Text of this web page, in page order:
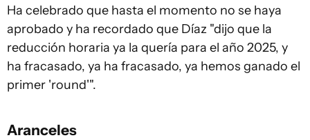
Ha celebrado que hasta el momento no se haya
aprobado y ha recordado que Díaz "dijo que la
reducción horaria ya la quería para el año 2025, y
ha fracasado, ya ha fracasado, ya hemos ganado el
primer 'round'".
Aranceles